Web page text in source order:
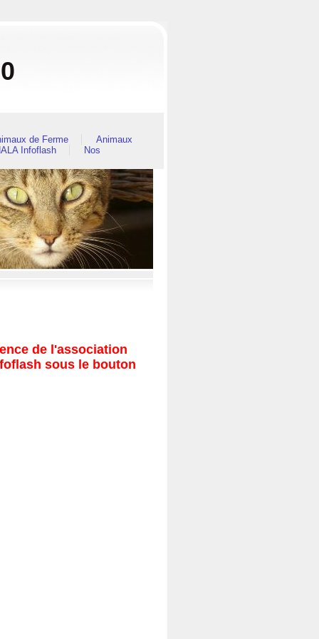
de Ferme
Animaux
Infoflash
Nos
de l'association
sous le bouton